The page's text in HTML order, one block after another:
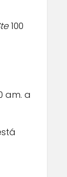
100
am. a